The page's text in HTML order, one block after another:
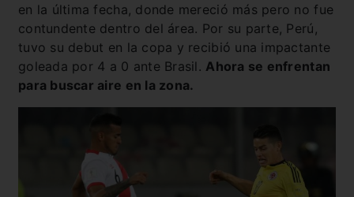
en la última fecha, donde mereció más pero no fue
contundente dentro del área. Por su parte, Perú,
tuvo su debut en la copa y recibió una impactante
goleada por 4 a 0 ante Brasil. Ahora se enfrentan
para buscar aire en la zona.